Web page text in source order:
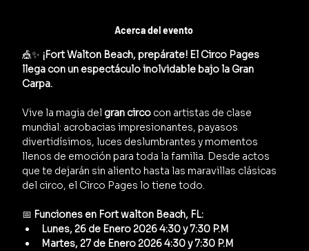
Acerca del evento
🎪✨ ¡Fort Walton Beach, prepárate! El Circo Pages
llega con un espectáculo inolvidable bajo la Gran
Carpa.
Vive la magia del gran circo con artistas de clase
mundial: acrobacias impresionantes, payasos
divertidísimos, luces deslumbrantes y momentos
llenos de emoción para toda la familia. Desde actos
que te dejarán sin aliento hasta las maravillas clásicas
del circo, el Circo Pages lo tiene todo.
📅 Funciones en Fort walton Beach, FL:
Lunes, 26 de Enero 2026 4:30 y 7:30 P.M
Martes, 27 de Enero 2026 4:30 y 7:30 P.M